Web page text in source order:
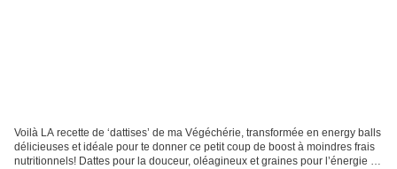
Voilà LA recette de ‘dattises’ de ma Végéchérie, transformée en energy balls
délicieuses et idéale pour te donner ce petit coup de boost à moindres frais
nutritionnels! Dattes pour la douceur, oléagineux et graines pour l’énergie et